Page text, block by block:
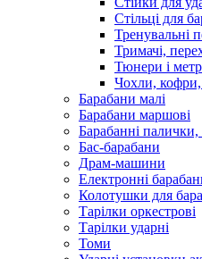
Стільці для
Тренувальні
Тримачі,
Тюнери і
Чохли,
Барабани малі
Барабани маршові
Барабанні
Бас-барабани
Драм-машини
Електронні
Колотушки для
Тарілки оркестрові
Тарілки ударні
Томи